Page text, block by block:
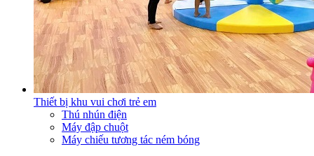
Thiết bị khu vui chơi trẻ em
Thú nhún điện
Máy đập chuột
Máy chiếu tương tác ném bóng